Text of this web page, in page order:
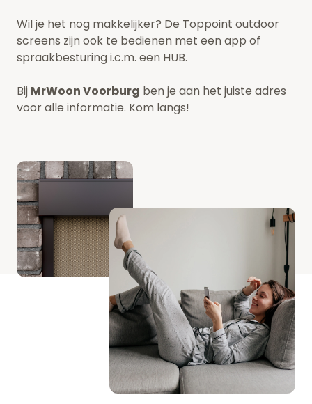
Wil je het nog makkelijker? De Toppoint outdoor
screens zijn ook te bedienen met een app of
spraakbesturing i.c.m. een HUB.
Bij MrWoon Voorburg ben je aan het juiste adres
voor alle informatie. Kom langs!